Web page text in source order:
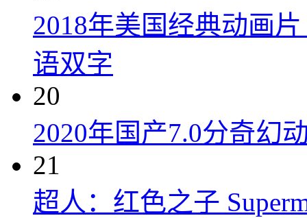
2018年美国经典动画
语双字
20
2020年国产7.0分奇幻
21
超人：红色之子